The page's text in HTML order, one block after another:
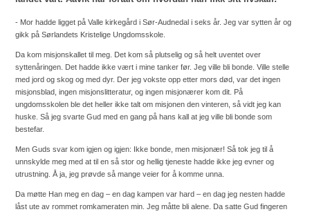
- Mor hadde ligget på Valle kirkegård i Sør-Audnedal i seks år. Jeg var sytten år og
gikk på Sørlandets Kristelige Ungdomsskole.
Da kom misjonskallet til meg. Det kom så plutselig og så helt uventet over
syttenåringen. Det hadde ikke vært i mine tanker før. Jeg ville bli bonde. Ville stelle
med jord og skog og med dyr. Der jeg vokste opp etter mors død, var det ingen
misjonsblad, ingen misjonslitteratur, og ingen misjonærer kom dit. På
ungdomsskolen ble det heller ikke talt om misjonen den vinteren, så vidt jeg kan
huske. Så jeg svarte Gud med en gang på hans kall at jeg ville bli bonde som
bestefar.
Men Guds svar kom igjen og igjen: Ikke bonde, men misjonær! Så tok jeg til å
unnskylde meg med at til en så stor og hellig tjeneste hadde ikke jeg evner og
utrustning. Å ja, jeg prøvde så mange veier for å komme unna.
Da møtte Han meg en dag – en dag kampen var hard – en dag jeg nesten hadde
låst ute av rommet romkameraten min. Jeg måtte bli alene. Da satte Gud fingeren